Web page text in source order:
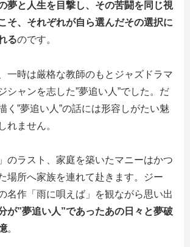
夢と人生を目撃し、その苦闘を同じ視
そ、それぞれが自ら選んだその選択に
るのです。
一時は厳格な教師のもとジャズドラマ
シャンを志した”夢追い人”でした。だ
く”夢追い人”の話には形容しがたい魅
れません。
のラスト、家庭を築いたマニーはかつ
場所へ家族を連れて赴きます。ジー
名作「雨に唄えば」を観ながら思い出
が”夢追い人”であったあの日々と夢破
。